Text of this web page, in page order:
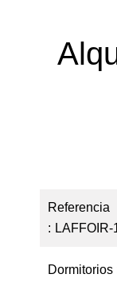
Referencia
LAFFOIR-
Dormitorios